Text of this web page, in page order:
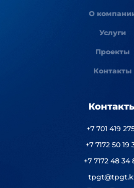
О
Услуги
Проекты
Контакты
+7 701 419
+7 7172 50 19
+7 7172 48 34